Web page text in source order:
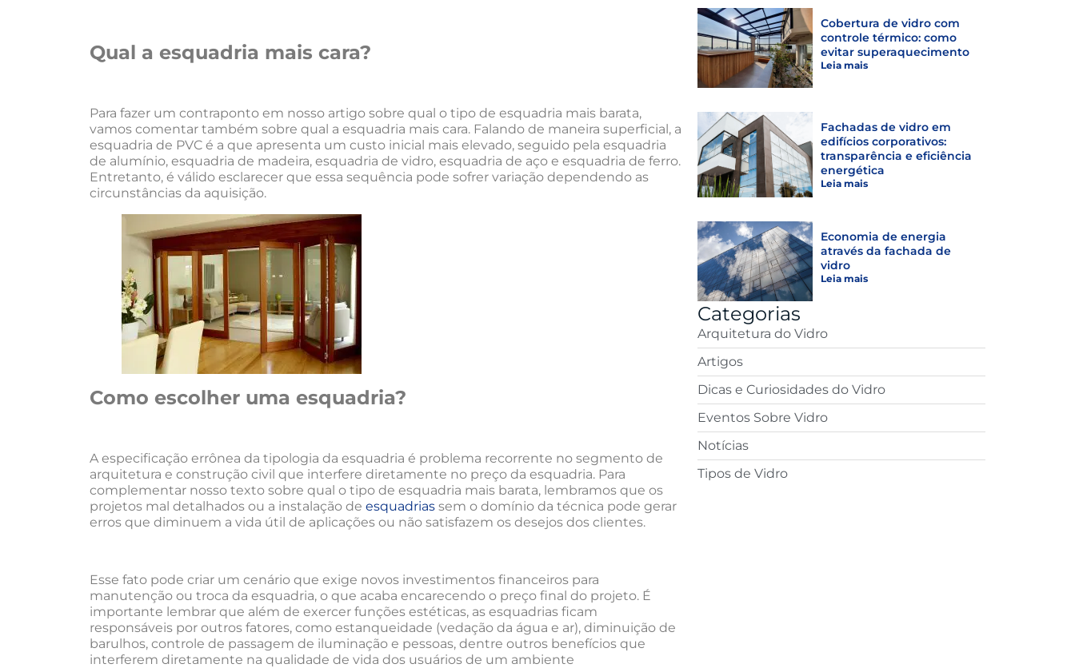
Qual a esquadria mais cara?
Para fazer um contraponto em nosso artigo sobre qual o tipo de esquadria mais barata,
vamos comentar também sobre qual a esquadria mais cara. Falando de maneira superficial, a
esquadria de PVC é a que apresenta um custo inicial mais elevado, seguido pela esquadria
de alumínio, esquadria de madeira, esquadria de vidro, esquadria de aço e esquadria de ferro.
Entretanto, é válido esclarecer que essa sequência pode sofrer variação dependendo as
circunstâncias da aquisição.
Como escolher uma esquadria?
A especificação errônea da tipologia da esquadria é problema recorrente no segmento de
arquitetura e construção civil que interfere diretamente no preço da esquadria. Para
complementar nosso texto sobre qual o tipo de esquadria mais barata, lembramos que os
projetos mal detalhados ou a instalação de esquadrias sem o domínio da técnica pode gerar
erros que diminuem a vida útil de aplicações ou não satisfazem os desejos dos clientes.
Esse fato pode criar um cenário que exige novos investimentos financeiros para
manutenção ou troca da esquadria, o que acaba encarecendo o preço final do projeto. É
importante lembrar que além de exercer funções estéticas, as esquadrias ficam
responsáveis por outros fatores, como estanqueidade (vedação da água e ar), diminuição de
barulhos, controle de passagem de iluminação e pessoas, dentre outros benefícios que
interferem diretamente na qualidade de vida dos usuários de um ambiente
Cobertura de vidro com
controle térmico: como
evitar superaquecimento
Leia mais
Fachadas de vidro em
edifícios corporativos:
transparência e eficiência
energética
Leia mais
Economia de energia
através da fachada de
vidro
Leia mais
Categorias
Arquitetura do Vidro
Artigos
Dicas e Curiosidades do Vidro
Eventos Sobre Vidro
Notícias
Tipos de Vidro